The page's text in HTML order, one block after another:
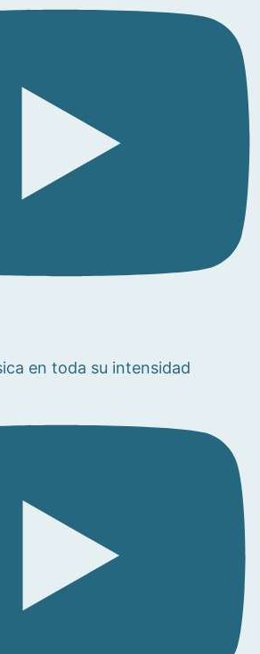
en toda su intensidad